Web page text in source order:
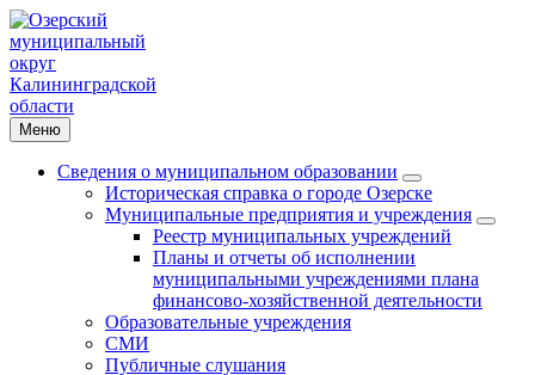
Меню
Сведения о муниципальном образовании
Историческая справка о городе Озерске
Муниципальные предприятия и учреждения
Реестр муниципальных учреждений
Планы и отчеты об исполнении
муниципальными учреждениями плана
финансово-хозяйственной деятельности
Образовательные учреждения
СМИ
Публичные слушания